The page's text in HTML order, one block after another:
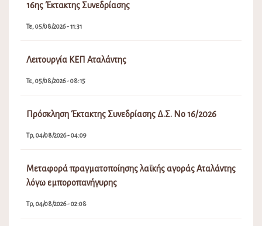
16ης Έκτακτης Συνεδρίασης
Τε, 05/08/2026 - 11:31
Λειτουργία ΚΕΠ Αταλάντης
Τε, 05/08/2026 - 08:15
Πρόσκληση Έκτακτης Συνεδρίασης Δ.Σ. Νο 16/2026
Τρ, 04/08/2026 - 04:09
Μεταφορά πραγματοποίησης λαϊκής αγοράς Αταλάντης
λόγω εμποροπανήγυρης
Τρ, 04/08/2026 - 02:08